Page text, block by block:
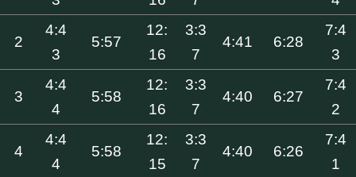
2
4:4
3
5:57
12:
16
3:3
7
4:41 6:28
7:4
3
3
4:4
4
5:58
12:
16
3:3
7
4:40 6:27
7:4
2
4
4:4
4
5:58
12:
15
3:3
7
4:40 6:26
7:4
1